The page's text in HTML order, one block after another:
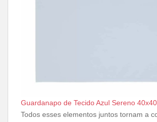
Guardanapo de Tecido Azul Sereno
Todos esses elementos juntos tornam a